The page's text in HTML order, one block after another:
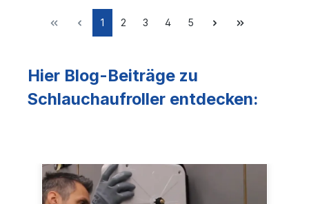
1 2 3 4 5
Hier Blog-Beiträge zu
Schlauchaufroller entdecken: